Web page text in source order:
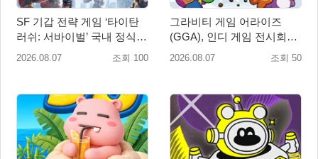
SF 기갑 전략 게임 ‘타이탄
러쉬: 서바이벌’ 국내 정식
출시
2026.08.07 조회 100
그라비티 게임 어라이즈
(GGA), 인디 게임 전시회
‘도쿄 게임 던전 13’ 참가!
2026.08.07 조회 50